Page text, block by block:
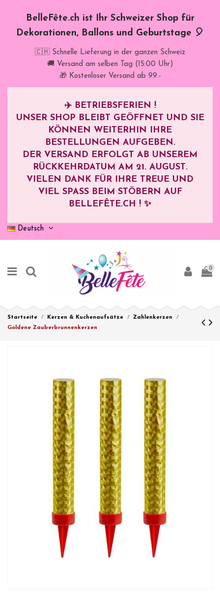
BelleFête.ch ist Ihr Schweizer Shop für
Dekorationen, Ballons und Geburtstage 🎈
🇨🇭 Schnelle Lieferung in der ganzen Schweiz
🚚 Versand am selben Tag (15:00 Uhr)
🎁 Kostenloser Versand ab 99.-
✈️ BETRIEBSFERIEN !
UNSER SHOP BLEIBT GEÖFFNET UND SIE
KÖNNEN WEITERHIN IHRE
BESTELLUNGEN AUFGEBEN.
DER VERSAND ERFOLGT AB UNSEREM
RÜCKKEHRDATUM AM 21. AUGUST.
VIELEN DANK FÜR IHRE TREUE UND
VIEL SPASS BEIM STÖBERN AUF B
ELLEFÊTE.CH ! ✨
Deutsch
0
Startseite Kerzen & Kuchenaufsätze
Zahlenkerzen
Goldene Zauberbrunnenkerzen